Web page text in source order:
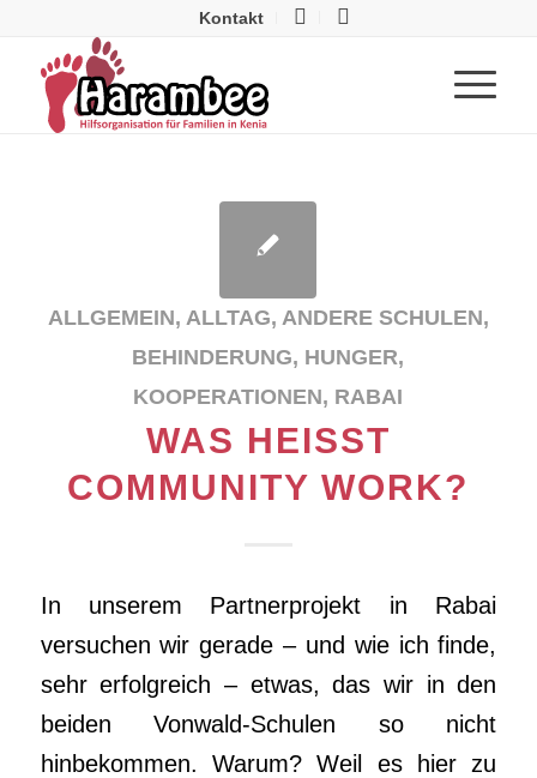
Kontakt
ALLGEMEIN, ALLTAG, ANDERE SCHULEN,
BEHINDERUNG, HUNGER,
KOOPERATIONEN, RABAI
WAS HEISST C
OMMUNITY WORK?
In unserem Partnerprojekt in Rabai
versuchen wir gerade – und wie ich finde,
sehr erfolgreich – etwas, das wir in den
beiden Vonwald-Schulen so nicht
hinbekommen. Warum? Weil es hier zu